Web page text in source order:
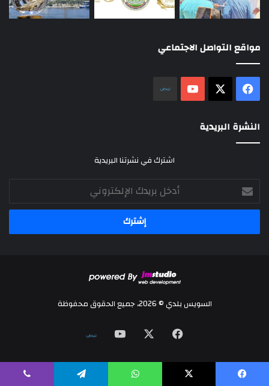
مواقع التواصل الاجتماعي
فيسبوك ‫YouTube
النشرة البريدية
اشترك في نشرتنا البريدية
أدخل
بريدك
الإلكتروني
السويس بلدي © 2026، جميع الحقوق محفوظة
فيسبوك ‫YouTube